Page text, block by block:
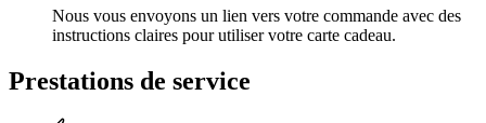
Nous vous envoyons un lien vers votre commande avec des
instructions claires pour utiliser votre carte cadeau.
Prestations de service